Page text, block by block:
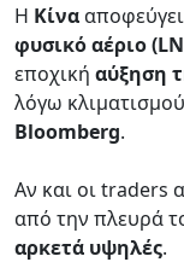
Η Κίνα
φυσικό αέριο
εποχική αύξηση
λόγω
Bloomberg.
Αν και οι traders
από την πλευρά
αρκετά υψηλές.